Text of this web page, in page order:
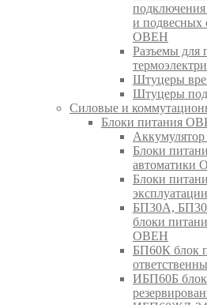
и подвесных
ОВЕН
Разъемы для
Штуцеры
Штуцеры
Силовые и
Блоки питания
Блоки
автоматики
Блоки
БП30А,
блоки
ОВЕН
БП60К блок
ИБП60Б блок